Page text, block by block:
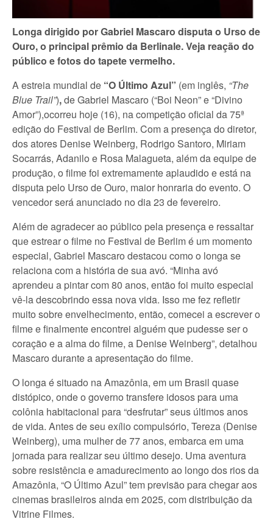
Longa dirigido por Gabriel Mascaro disputa o Urso de
Ouro, o principal prêmio da Berlinale. Veja reação do
público e fotos do tapete vermelho.
A estreia mundial de “O Último Azul” (em inglês, “The
Blue Trail”),de Gabriel Mascaro (“Boi Neon” e “Divino
Amor”),ocorreu hoje (16), na competição oficial da 75ª
edição do Festival de Berlim. Com a presença do diretor,
dos atores Denise Weinberg, Rodrigo Santoro, Miriam
Socarrás, Adanilo e Rosa Malagueta, além da equipe de
produção, o filme foi extremamente aplaudido e está na
disputa pelo Urso de Ouro, maior honraria do evento. O
vencedor será anunciado no dia 23 de fevereiro.
Além de agradecer ao público pela presença e ressaltar
que estrear o filme no Festival de Berlim é um momento
especial, Gabriel Mascaro destacou como o longa se
relaciona com a história de sua avó. “Minha avó
aprendeu a pintar com 80 anos, então foi muito especial
vê-la descobrindo essa nova vida. Isso me fez refletir
muito sobre envelhecimento, então, comecei a escrever o
filme e finalmente encontrei alguém que pudesse ser o
coração e a alma do filme, a Denise Weinberg”, detalhou
Mascaro durante a apresentação do filme.
O longa é situado na Amazônia, em um Brasil quase
distópico, onde o governo transfere idosos para uma
colônia habitacional para “desfrutar” seus últimos anos
de vida. Antes de seu exílio compulsório, Tereza (Denise
Weinberg), uma mulher de 77 anos, embarca em uma
jornada para realizar seu último desejo. Uma aventura
sobre resistência e amadurecimento ao longo dos rios da
Amazônia, “O Último Azul” tem previsão para chegar aos
cinemas brasileiros ainda em 2025, com distribuição da
Vitrine Filmes.